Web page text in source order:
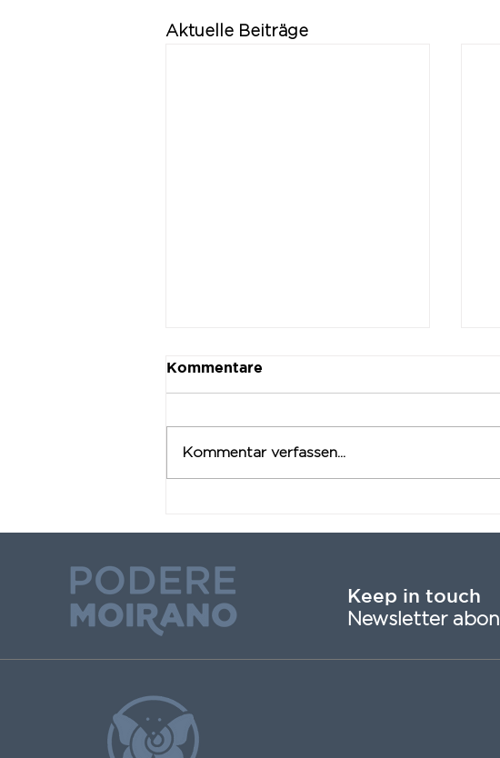
Aktuelle Beiträge
Kommentare
Kommentar verfassen...
Keep in touch
Newsletter